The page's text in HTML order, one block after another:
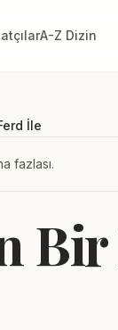
A-Z Dizin
İle
fazlası.
Bir